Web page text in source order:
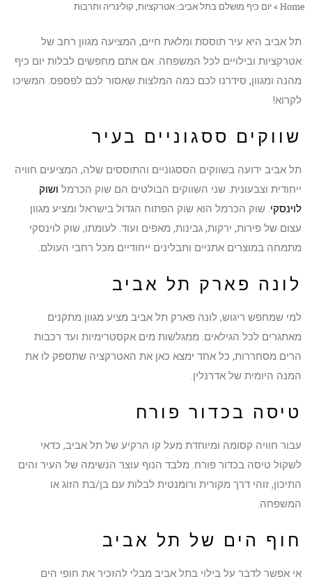
Home
»יום כיף מושלם בתל אביב: אטרקציות, קולינריה ותרבות
תל אביב היא עיר תוססת ומלאת חיים, המציעה מגוון רחב של
אטרקציות ובילויים לכל המשפחה. אם אתם מחפשים לבלות יום כיף
מהנה ומגוון, סידרנו לכם כמה המלצות שאסור לכם לפספס. המשיכו
לקרוא!
שווקים ססגוניים בעיר
תל אביב ידועה בשווקים הססגוניים והתוססים שלה, המציעים חוויה
ייחודית וצבעונית. שני השווקים הבולטים הם שוק הכרמל ושוק
לוינסקי. שוק הכרמל הוא שוק הפתוח הגדול בישראל ומציע מגוון
עצום של פירות, ירקות, גבינות, מאפים ועוד. לעומתו, שוק לוינסקי
מתמחה במוצרים אתניים ותבלינים ייחודיים מכל רחבי העולם.
לונה פארק תל אביב
למי שמחפש ריגוש, לונה פארק תל אביב מציע מגוון מתקנים
מאתגרים לכל הגילאים. ממגלשות מים אקסטרימיות ועד רכבות
הרים מסחררות, כל אחד ימצא כאן את האטרקציה שתספק לו את
המנה היומית של אדרנלין.
טיסה בכדור פורח
עבור חוויה קסומה ומיוחדת מעל קו הרקיע של תל אביב, כדאי
לשקול טיסה בכדור פורח. מלבד הנוף עוצר הנשימה של העיר והים
התיכון, זוהי דרך מקורית ורומנטית לבלות עם בן/בת הזוג או
המשפחה.
חוף הים של תל אביב
אי אפשר לדבר על בילוי בתל אביב מבלי להזכיר את חופי הים